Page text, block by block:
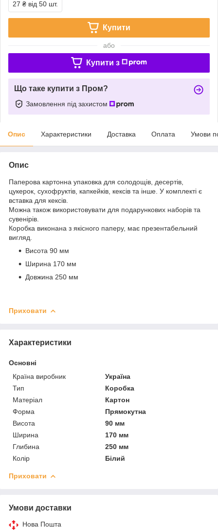
27 ₴ від 50 шт.
Купити
або
Купити з
Що таке купити з Пром?
Замовлення під захистом
Опис Характеристики Доставка Оплата Умови
Опис
Паперова картонна упаковка для солодощів, десертів,
цукерок, сухофруктів, капкейків, кексів та інше. У комплекті є
вставка для кексів.
Можна також використовувати для подарункових наборів та
сувенірів.
Коробка виконана з якісного паперу, має презентабельний
вигляд.
Висота 90 мм
Ширина 170 мм
Довжина 250 мм
Приховати
Характеристики
Основні
Країна виробник
Україна
Тип
Коробка
Матеріал
Картон
Форма
Прямокутна
Висота
90 мм
Ширина
170 мм
Глибина
250 мм
Колір
Білий
Приховати
Умови доставки
Нова Пошта